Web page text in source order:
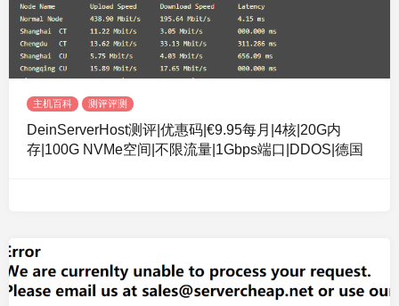
主机百科 测评评测
DeinServerHost测评|优惠码|€9.95每月|4核|20G内
存|100G NVMe空间|不限流量|1Gbps端口|DDOS|德国